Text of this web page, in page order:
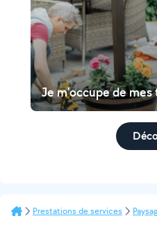
Je m'occupe de
Prestations de services